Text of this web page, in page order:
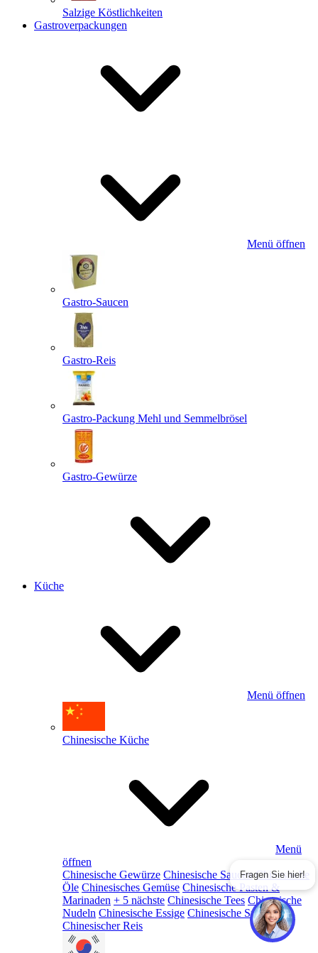
Salzige Köstlichkeiten
Gastroverpackungen
Menü öffnen
Gastro-Saucen
Gastro-Reis
Gastro-Packung Mehl und Semmelbrösel
Gastro-Gewürze
Küche
Menü öffnen
Chinesische Küche
Menü
öffnen
Chinesische Gewürze Chinesische Saucen Chinesische
Öle Chinesisches Gemüse Chinesische Pasten &
Marinaden + 5 nächste Chinesische Tees Chinesische
Nudeln Chinesische Essige Chinesische Snacks
Chinesischer Reis
Fragen Sie hier!